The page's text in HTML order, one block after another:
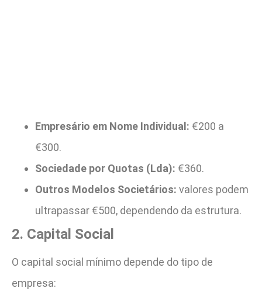
Empresário em Nome Individual: €200 a
€300.
Sociedade por Quotas (Lda): €360.
Outros Modelos Societários: valores podem
ultrapassar €500, dependendo da estrutura.
2. Capital Social
O capital social mínimo depende do tipo de
empresa: